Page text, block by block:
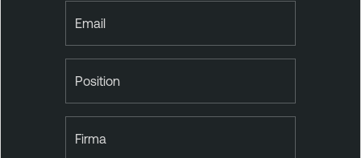
Email
Position
Firma